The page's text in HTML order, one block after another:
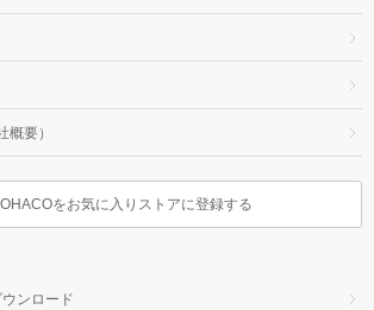
概要）
をお気に入りストアに登録する
ンロード